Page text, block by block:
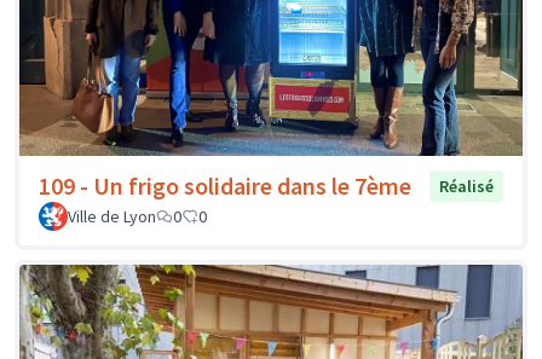
109 - Un frigo solidaire dans le 7ème
Réalisé
Ville de Lyon
0 0